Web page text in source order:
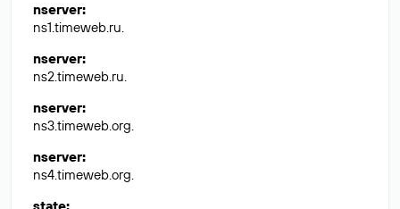
nserver:
ns1.timeweb.ru.
nserver:
ns2.timeweb.ru.
nserver:
ns3.timeweb.org.
nserver:
ns4.timeweb.org.